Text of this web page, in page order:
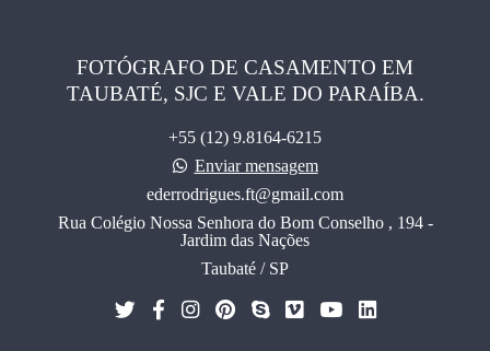
FOTÓGRAFO DE CASAMENTO EM
TAUBATÉ, SJC E VALE DO PARAÍBA.
+55 (12) 9.8164-6215
Enviar mensagem
ederrodrigues.ft@gmail.com
Rua Colégio Nossa Senhora do Bom Conselho , 194 -
Jardim das Nações
Taubaté / SP